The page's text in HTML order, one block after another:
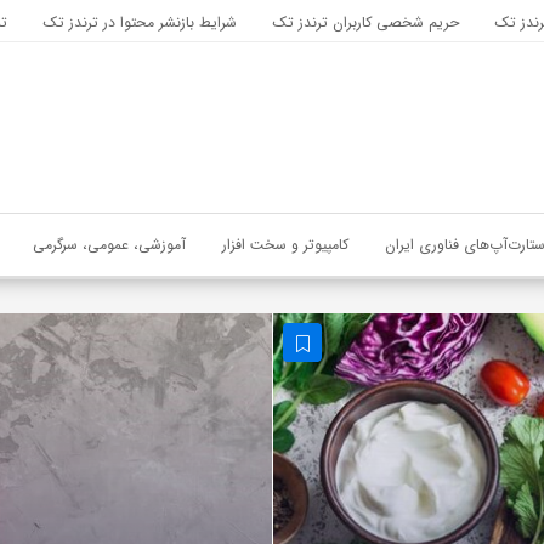
تک حریم شخصی کاربران ترندز تک شرایط بازنشر محتوا در ترندز تک
فناوری ایران کامپیوتر و سخت افزار آموزشی، عمومی، سرگرمی